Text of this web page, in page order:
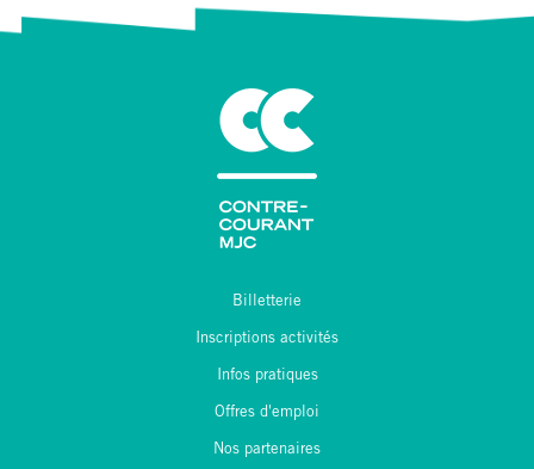
Billetterie
Inscriptions activités
Infos pratiques
Offres d'emploi
Nos partenaires